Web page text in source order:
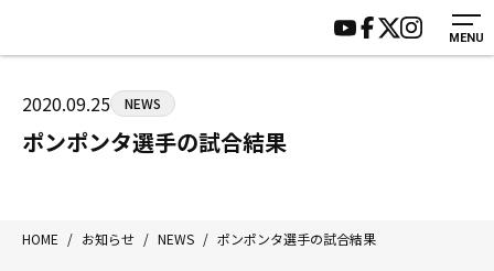
MENU
HOME
ジムについて
トレーニング
入会案内
施設紹介
サポーター募集
2020.09.25 NEWS
ポンポンタ選手の試合結果
HOME / お知らせ / NEWS / ポンポンタ選手の試合結果